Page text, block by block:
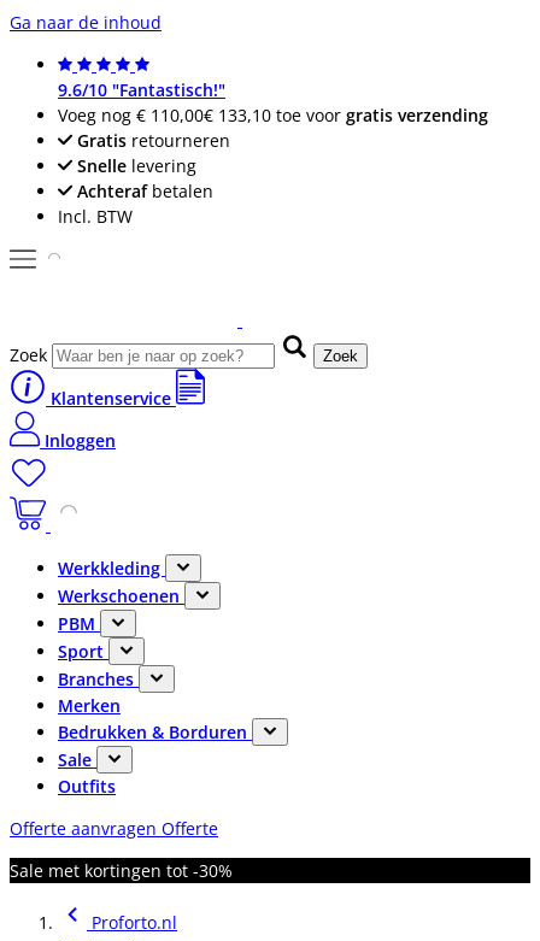
Ga naar de inhoud
9.6/10 "Fantastisch!"
Voeg nog € 110,00€ 133,10 toe voor gratis verzending
Gratis retourneren
Snelle levering
Achterafbetalen
Incl. BTW
Zoek Zoek
Klantenservice
Inloggen
Werkkleding
Werkschoenen
PBM
Sport
Branches
Merken
Bedrukken & Borduren
Sale
Outfits
Offerte aanvragen Offerte
Sale met kortingen tot -30%
Proforto.nl